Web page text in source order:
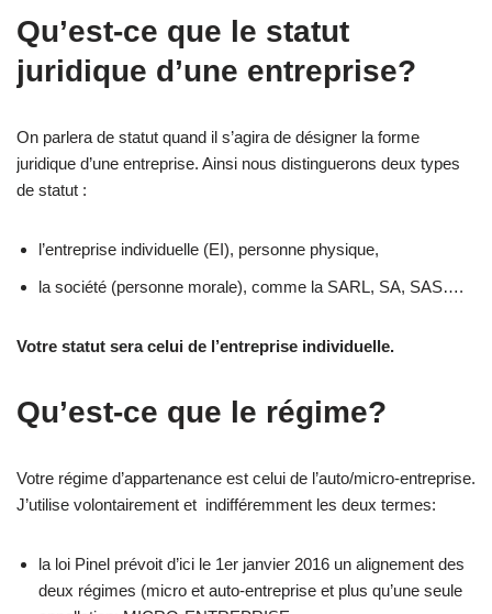
Qu’est-ce que le statut
juridique d’une entreprise?
On parlera de statut quand il s’agira de désigner la forme
juridique d’une entreprise. Ainsi nous distinguerons deux types
de statut :
l’entreprise individuelle (EI), personne physique,
la société (personne morale), comme la SARL, SA, SAS….
Votre statut sera celui de l’entreprise individuelle.
Qu’est-ce que le régime?
Votre régime d’appartenance est celui de l’auto/micro-entreprise.
J’utilise volontairement et indifféremment les deux termes:
la loi Pinel prévoit d’ici le 1er janvier 2016 un alignement des
deux régimes (micro et auto-entreprise et plus qu’une seule